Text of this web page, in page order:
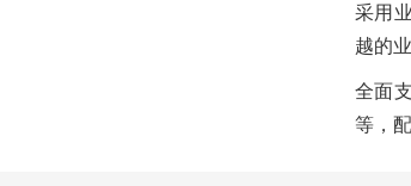
采用
越的
全面
等，